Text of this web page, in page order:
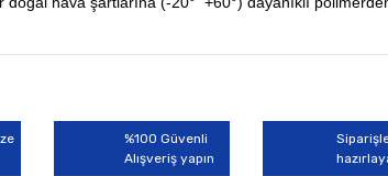
ve diğer konularda yetersiz gördüğünüz noktaları
%100 Güvenli
Alışveriş yapın